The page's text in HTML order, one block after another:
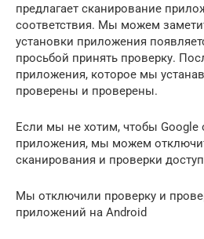
предлагает сканирование
соответствия. Мы можем
установки приложения
просьбой принять проверку.
приложения, которое мы
проверены и проверены.
Если мы не хотим, чтобы Google
приложения, мы можем
сканирования и проверки
Мы отключили проверку и
приложений на Android